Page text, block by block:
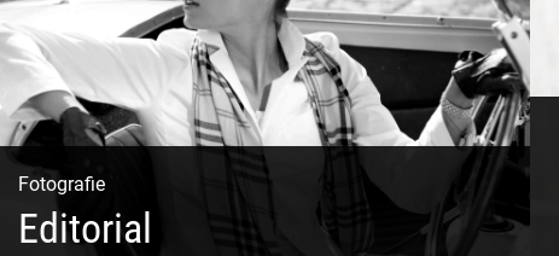
Fotografie
Editorial